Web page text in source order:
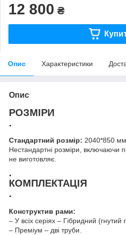
12 800 ₴
Опис Характеристики
Опис
РОЗМІРИ
.
Стандартний розмір: 2040*850
Нестандартні розміри, включаючи
не виготовляє.
.
КОМПЛЕКТАЦІЯ
.
Конструктив рами:
– У всіх серіях – Гібридний (гнутий
– Преміум – дві труби.